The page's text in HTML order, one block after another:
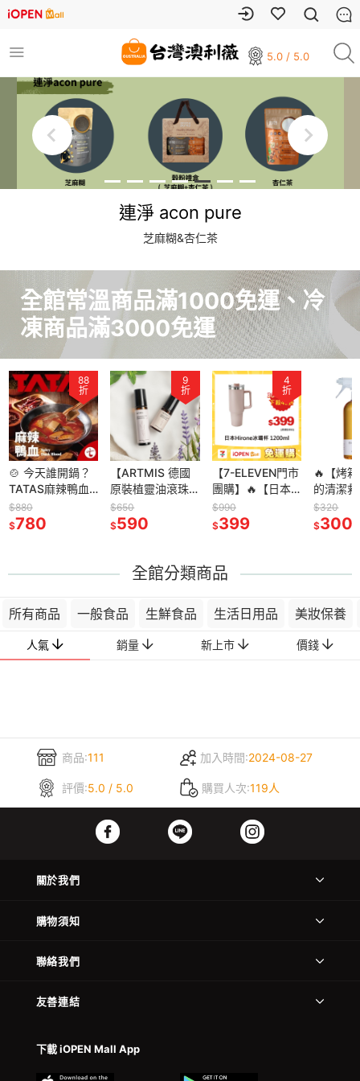
5.0 / 5.0
連淨 acon pure
芝麻糊&杏仁茶
全館常溫商品滿1000免運、冷
凍商品滿3000免運
88
折
🍲 今天誰開鍋？
TATAS麻辣鴨血/
臭豆腐 四入任選
團購組 (500g/包)
$880
$780
9
折
【ARTMIS 德國
原裝植靈油滾珠
瓶】100%有機薰
衣草×胡椒薄荷精
舒緩
$650
$590
4
折
【7-ELEVEN門市
團購】🔥【日本
Hirone】1200ml
雙飲鈦陶瓷冰壩
$990
$399
🔥【烤
的清潔
11ml專
潔劑｜
$320
$300
全館分類商品
所有商品 一般食品 生鮮食品 生活日用品 美妝保養
人氣 銷量 新上市 價錢
商品:111 加入時間:2024-08-27
評價:5.0 / 5.0 購買人次:119人
關於我們
購物須知
聯絡我們
友善連結
下載 iOPEN Mall App